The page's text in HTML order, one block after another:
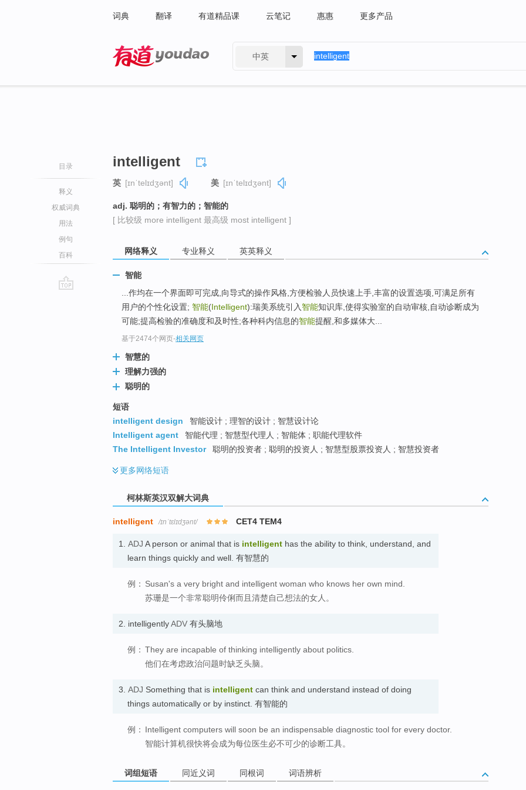
词典 翻译 有道精品课 云笔记 惠惠 更多产品
中英
目录
释义
权威词典
用法
例句
百科
intelligent
英 [ɪnˈtelɪdʒənt] 美 [ɪnˈtelɪdʒənt]
adj. 聪明的；有智力的；智能的
[ 比较级 more intelligent 最高级 most intelligent ]
网络释义 专业释义 英英释义
智能
...作均在一个界面即可完成,向导式的操作风格,方便检验人员快速上手,丰富的设置选项,可满足所有
用户的个性化设置; 智能(Intelligent):瑞美系统引入智能知识库,使得实验室的自动审核,自动诊断成为
可能;提高检验的准确度和及时性;各种科内信息的智能提醒,和多媒体大...
基于2474个网页-相关网页
智慧的
理解力强的
聪明的
短语
intelligent design
智能设计 ; 理智的设计 ; 智慧设计论
Intelligent agent
智能代理 ; 智慧型代理人 ; 智能体 ; 职能代理软件
The Intelligent Investor
聪明的投资者 ; 聪明的投资人 ; 智慧型股票投资人 ; 智慧投资者
更多网络短语
柯林斯英汉双解大词典
intelligent /ɪnˈtɛlɪdʒənt/ CET4 TEM4
1. ADJ A person or animal that is intelligent has the ability to think, understand, and
learn things quickly and well. 有智慧的
例： Susan's a very bright and intelligent woman who knows her own mind.
苏珊是一个非常聪明伶俐而且清楚自己想法的女人。
2. intelligentlyADV 有头脑地
例： They are incapable of thinking intelligently about politics.
他们在考虑政治问题时缺乏头脑。
3. ADJ Something that is intelligent can think and understand instead of doing
things automatically or by instinct. 有智能的
例： Intelligent computers will soon be an indispensable diagnostic tool for every doctor.
智能计算机很快将会成为每位医生必不可少的诊断工具。
词组短语 同近义词 同根词 词语辨析